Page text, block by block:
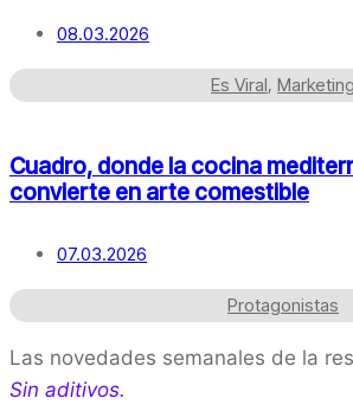
08.03.2026
Es Viral, Marketing
Cuadro, donde la cocina
convierte en arte comestible
07.03.2026
Protagonistas
Las novedades semanales de la
Sin aditivos.